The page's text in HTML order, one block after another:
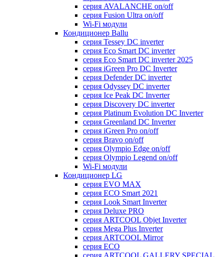
серия AVALANCHE on/off
серия Fusion Ultra on/off
Wi-Fi модули
Кондиционер Ballu
серия Tessey DC inverter
серия Eco Smart DC inverter
серия Eco Smart DC inverter 2025
серия iGreen Pro DC Inverter
серия Defender DC inverter
серия Odyssey DC inverter
серия Ice Peak DС Inverter
cерия Discovery DC inverter
серия Platinum Evolution DC Inverter
серия Greenland DC Inverter
серия iGreen Pro on/off
серия Bravo on/off
серия Olympio Edge on/off
серия Olympio Legend on/off
Wi-Fi модули
Кондиционер LG
серия EVO MAX
серия ECO Smart 2021
серия Look Smart Inverter
серия Deluxe PRO
серия ARTCOOL Objet Inverter
серия Mega Plus Inverter
серия ARTCOOL Mirror
серия ECO
серия ARTCOOL GALLERY SPECIAL